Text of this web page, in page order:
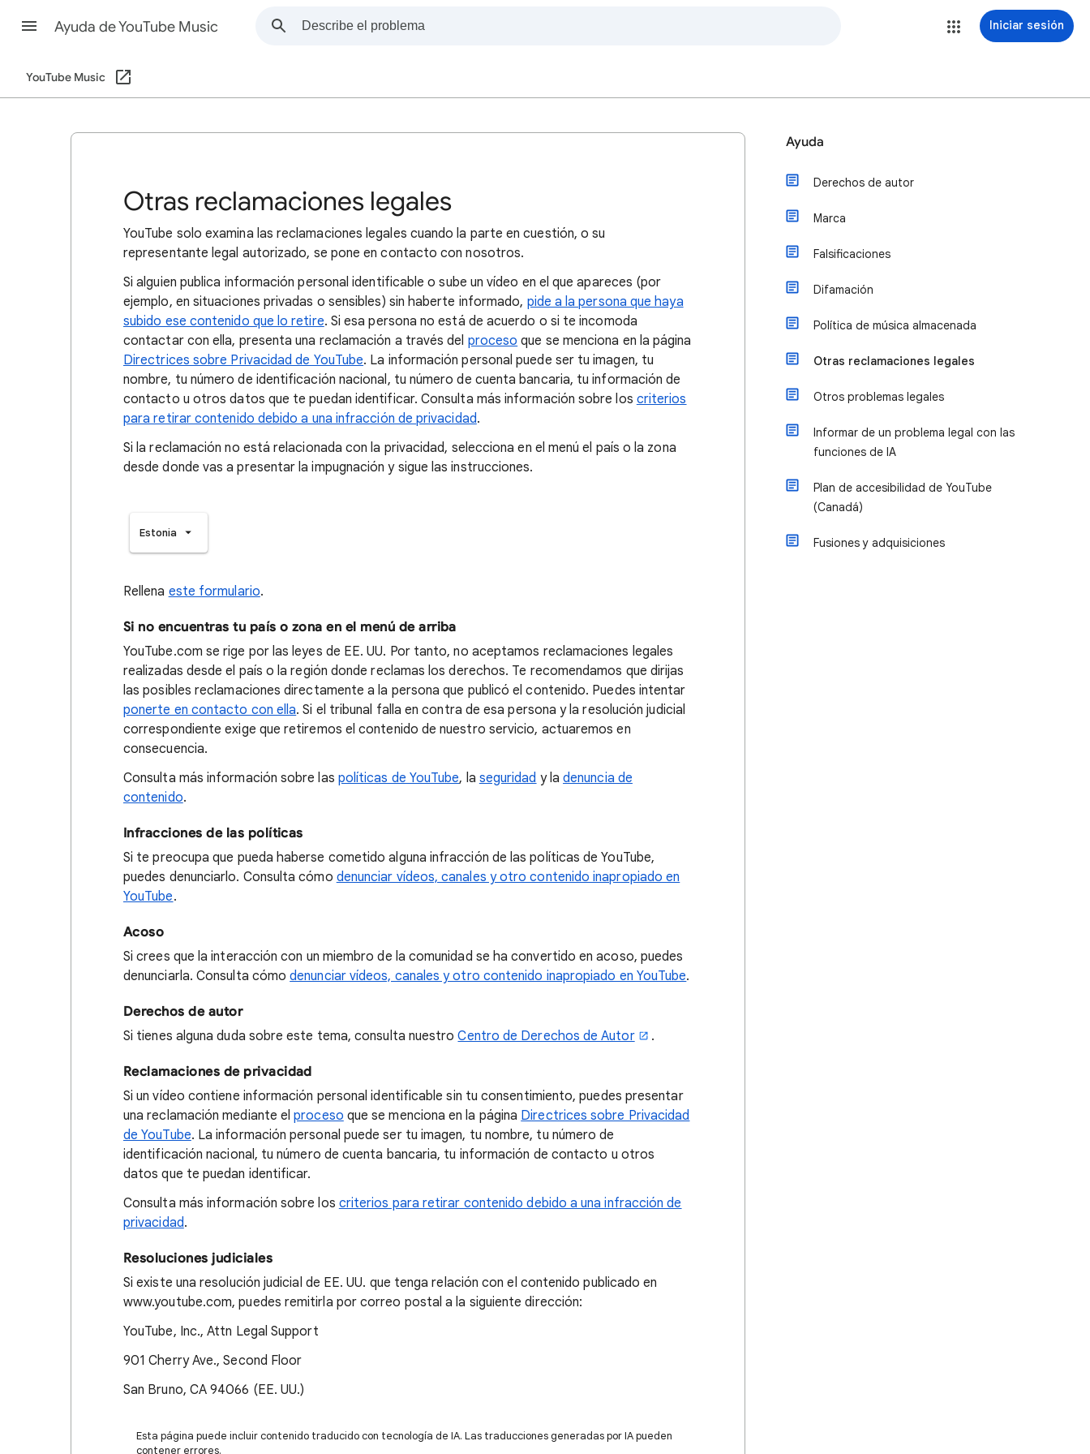
Ayuda de YouTube Music Iniciar sesión
YouTube Music
Otras reclamaciones legales
YouTube solo examina las reclamaciones legales cuando la parte en cuestión, o su
representante legal autorizado, se pone en contacto con nosotros.
Si alguien publica información personal identificable o sube un vídeo en el que apareces (por
ejemplo, en situaciones privadas o sensibles) sin haberte informado, pide a la persona que haya
subido ese contenido que lo retire. Si esa persona no está de acuerdo o si te incomoda
contactar con ella, presenta una reclamación a través del proceso que se menciona en la página
Directrices sobre Privacidad de YouTube. La información personal puede ser tu imagen, tu
nombre, tu número de identificación nacional, tu número de cuenta bancaria, tu información de
contacto u otros datos que te puedan identificar. Consulta más información sobre los criterios
para retirar contenido debido a una infracción de privacidad.
Si la reclamación no está relacionada con la privacidad, selecciona en el menú el país o la zona
desde donde vas a presentar la impugnación y sigue las instrucciones.
Estonia
Rellena este formulario.
Si no encuentras tu país o zona en el menú de arriba
YouTube.com se rige por las leyes de EE. UU. Por tanto, no aceptamos reclamaciones legales
realizadas desde el país o la región donde reclamas los derechos. Te recomendamos que dirijas
las posibles reclamaciones directamente a la persona que publicó el contenido. Puedes intentar
ponerte en contacto con ella. Si el tribunal falla en contra de esa persona y la resolución judicial
correspondiente exige que retiremos el contenido de nuestro servicio, actuaremos en
consecuencia.
Consulta más información sobre las políticas de YouTube, la seguridad y ladenuncia de
contenido.
Infracciones de las políticas
Si te preocupa que pueda haberse cometido alguna infracción de las políticas de YouTube,
puedes denunciarlo. Consulta cómo denunciar vídeos, canales y otro contenido inapropiado en
YouTube.
Acoso
Si crees que la interacción con un miembro de la comunidad se ha convertido en acoso, puedes
denunciarla. Consulta cómodenunciar vídeos, canales y otro contenido inapropiado en YouTube.
Derechos de autor
Si tienes alguna duda sobre este tema, consulta nuestroCentro de Derechos de Autor .
Reclamaciones de privacidad
Si un vídeo contiene información personal identificable sin tu consentimiento, puedes presentar
una reclamación mediante elproceso que se menciona en la página Directrices sobre Privacidad
de YouTube. La información personal puede ser tu imagen, tu nombre, tu número de
identificación nacional, tu número de cuenta bancaria, tu información de contacto u otros
datos que te puedan identificar.
Consulta más información sobre los criterios para retirar contenido debido a una infracción de
privacidad.
Resoluciones judiciales
Si existe una resolución judicial de EE. UU. que tenga relación con el contenido publicado en
www.youtube.com, puedes remitirla por correo postal a la siguiente dirección:
YouTube, Inc., Attn Legal Support
901 Cherry Ave., Second Floor
San Bruno, CA 94066 (EE. UU.)
Esta página puede incluir contenido traducido con tecnología de IA. Las traducciones generadas por IA pueden
contener errores.
Ayuda
Derechos de autor
Marca
Falsificaciones
Difamación
Política de música almacenada
Otras reclamaciones legales
Otros problemas legales
Informar de un problema legal con las
funciones de IA
Plan de accesibilidad de YouTube
(Canadá)
Fusiones y adquisiciones